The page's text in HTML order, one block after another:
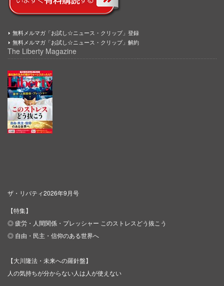
無料メルマガ「お試し☆ニュース・クリップ」登録
無料メルマガ「お試し☆ニュース・クリップ」解約
The Liberty Magazine
ザ・リバティ2026年9月号
【特集】
◎ 疲労・人間関係・プレッシャー このストレスどう抜こう
◎ 自由・民主・信仰のある世界へ
【大川隆法・未来への羅針盤】
人の気持ちが分からない人は人が使えない